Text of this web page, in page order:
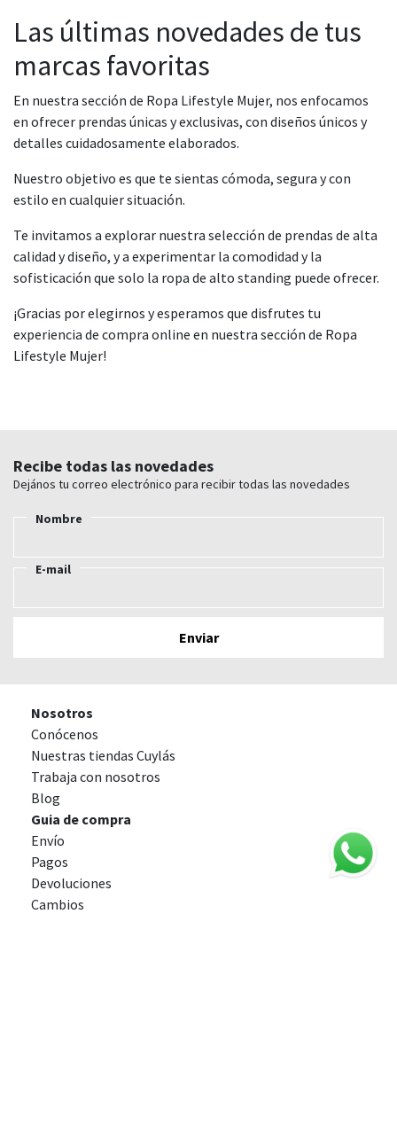
Las últimas novedades de tus
marcas favoritas
En nuestra sección de Ropa Lifestyle Mujer, nos enfocamos
en ofrecer prendas únicas y exclusivas, con diseños únicos y
detalles cuidadosamente elaborados.
Nuestro objetivo es que te sientas cómoda, segura y con
estilo en cualquier situación.
Te invitamos a explorar nuestra selección de prendas de alta
calidad y diseño, y a experimentar la comodidad y la
sofisticación que solo la ropa de alto standing puede ofrecer.
¡Gracias por elegirnos y esperamos que disfrutes tu
experiencia de compra online en nuestra sección de Ropa
Lifestyle Mujer!
Recibe todas las novedades
Dejános tu correo electrónico para recibir todas las novedades
Nombre
E-mail
Nosotros
Conócenos
Nuestras tiendas Cuylás
Trabaja con nosotros
Blog
Guia de compra
Envío
Pagos
Devoluciones
Cambios